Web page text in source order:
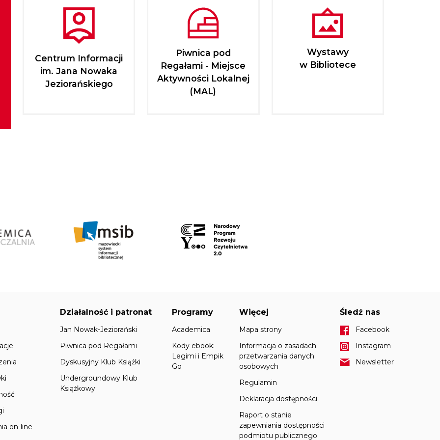
Centrum Informacji
im. Jana Nowaka
Jeziorańskiego
Piwnica pod
Regałami - Miejsce
Aktywności Lokalnej
(MAL)
Wystawy
w Bibliotece
on-line
Działalność i patronat
Jan Nowak-Jeziorański
Piwnica pod Regałami
Dyskusyjny Klub Książki
Undergroundowy Klub
Książkowy
Programy
Academica
Kody ebook:
Legimi i Empik
Go
Więcej
Mapa strony
Informacja o zasadach
przetwarzania danych
osobowych
Regulamin
Deklaracja dostępności
Raport o stanie
zapewniania dostępności
podmiotu publicznego
Śledź nas
Facebook
Instagram
Newsletter